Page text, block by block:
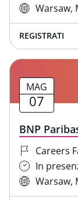
Warsaw,
REGISTRATI
MAG
07
BNP
Careers
In
Warsaw,